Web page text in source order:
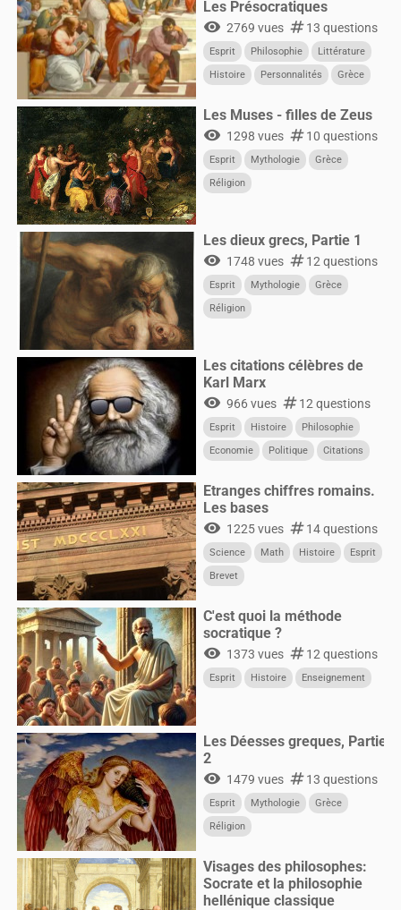
Les Présocratiques
visibility 2769 vues numbers13 questions
Esprit Philosophie
Littérature
Histoire
Personnalités Grèce
Les Muses - filles de Zeus
visibility 1298 vues numbers10 questions
Esprit Mythologie
Grèce
Réligion
Les dieux grecs, Partie 1
visibility 1748 vues numbers12 questions
Esprit Mythologie
Grèce
Réligion
Les citations célèbres de
Karl Marx
visibility 966 vues numbers12 questions
Esprit Histoire
Philosophie
Economie
Politique Citations
Etranges chiffres romains.
Les bases
visibility 1225 vues numbers14 questions
Science Math Histoire
Esprit
Brevet
C'est quoi la méthode
socratique ?
visibility 1373 vues numbers12 questions
Esprit Histoire Enseignement
Les Déesses greques, Partie
2
visibility 1479 vues numbers13 questions
Esprit Mythologie
Grèce
Réligion
Visages des philosophes:
Socrate et la philosophie
hellénique classique